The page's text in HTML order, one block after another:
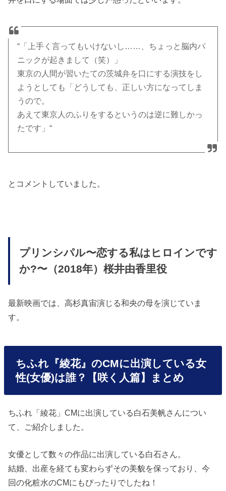
“「上手く言ってもいけないし……、ちょっと脳内パ
ニックが起きまして（笑）」
東京の人間が習いたての茨城弁を口にする演技をし
ようとしても「どうしても、正しい方になってしま
うので。
あえて東京人のふりをするというのは逆に難しかっ
たです」“
とコメントしていました。
プリンシパル〜恋する私はヒロインです
か?〜（2018年）桜井由香里役
最新映画では、高杉真宙演じる和央の母を演じていま
す。
ちふれ『綾花』のCMに出演している女
性(女優)は誰？【咲く人篇】まとめ
ちふれ「綾花」CMに出演している白石美帆さんについ
て、ご紹介しました。
女優として数々の作品に出演している白石さん。
結婚、出産を経ても変わらずその美貌を保っており、今
回の化粧水のCMにもぴったりでしたね！